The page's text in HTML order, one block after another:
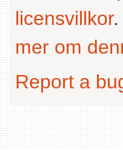
licensvillkor.
mer om
Report a